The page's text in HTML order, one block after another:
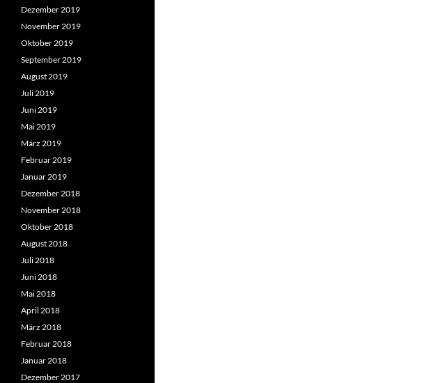
Dezember 2019
November 2019
Oktober 2019
September 2019
August 2019
Juli 2019
Juni 2019
Mai 2019
März 2019
Februar 2019
Januar 2019
Dezember 2018
November 2018
Oktober 2018
August 2018
Juli 2018
Juni 2018
Mai 2018
April 2018
März 2018
Februar 2018
Januar 2018
Dezember 2017